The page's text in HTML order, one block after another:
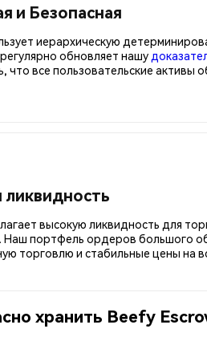
и Безопасная
иерархическую
обновляет нашу
что все пользовательские активы
ликвидность
высокую ликвидность для
портфель ордеров большого
торговлю и стабильные цены на
хранить Beefy